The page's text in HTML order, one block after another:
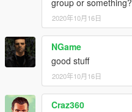
group or something?
2020年10月16日
NGame
good stuff
2020年10月16日
Craz360